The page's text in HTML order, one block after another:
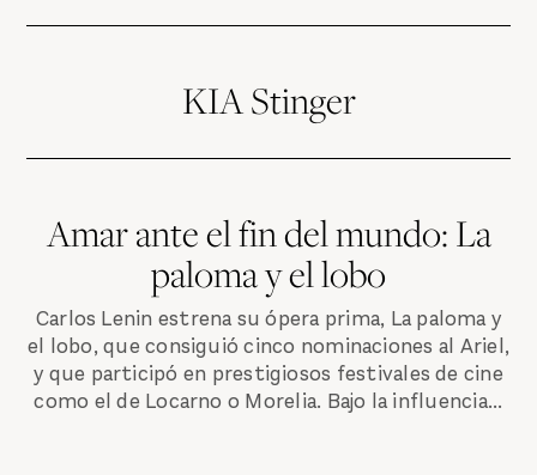
KIA Stinger
Amar ante el fin del mundo: La
paloma y el lobo
Carlos Lenin estrena su ópera prima, La paloma y
el lobo, que consiguió cinco nominaciones al Ariel,
y que participó en prestigiosos festivales de cine
como el de Locarno o Morelia. Bajo la influencia...